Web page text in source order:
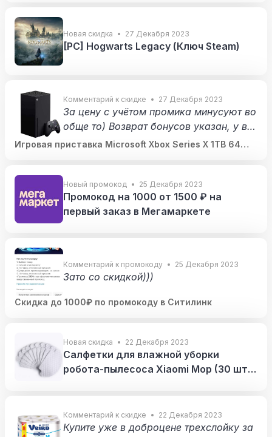
Новая скидка 27 Декабря 2023
[PC] Hogwarts Legacy (Ключ Steam)
Комментарий к скидке 27 Декабря 2023
За цену с учётом промика минусуют во
обще то) Возврат бонусов указан, у вс
ех процент разный. У меня максимальн
Игровая приставка Microsoft Xbox Series X 1TB 64
Новый промокод 25 Декабря 2023
Промокод на 1000 от 1500 ₽ на
первый заказ в Мегамаркете
Комментарий к промокоду 25 Декабря 2023
Зато со скидкой)))
Скидка до 1000₽ по промокоду в Ситилинк
Новая скидка 22 Декабря 2023
Салфетки для влажной уборки
робота-пылесоса Xiaomi Mop (30 шт в
Комментарий к скидке 22 Декабря 2023
Купите уже в доброцене трехслойку за